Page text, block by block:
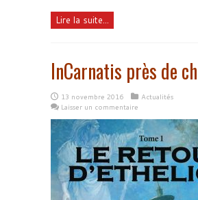
Lire la suite...
InCarnatis près de
13 novembre 2016
Actualités
Laisser un commentaire